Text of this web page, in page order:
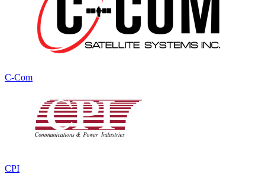
C-Com
CPI